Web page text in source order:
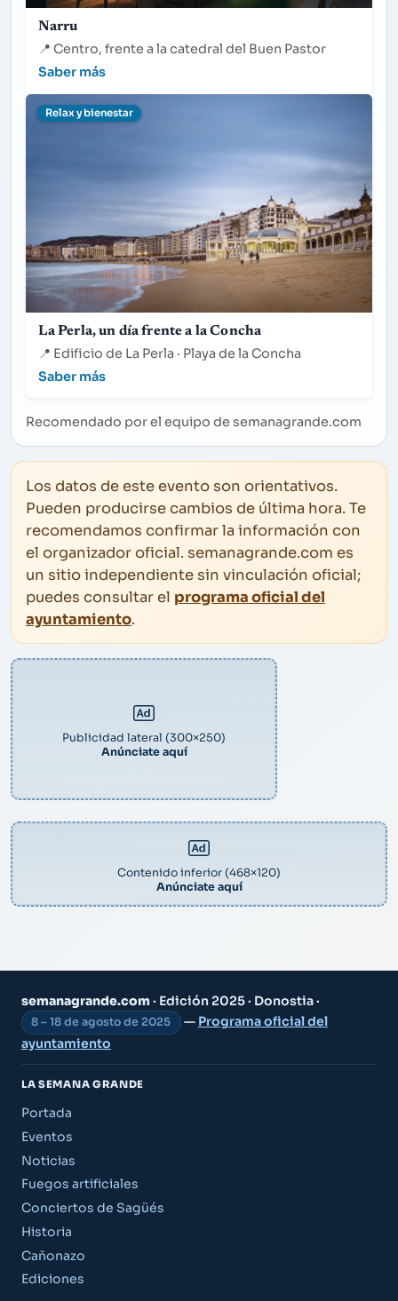
Narru
📍 Centro, frente a la catedral del Buen Pastor
Saber más
Relax y bienestar
La Perla, un día frente a la Concha
📍 Edificio de La Perla · Playa de la Concha
Saber más
Recomendado por el equipo de semanagrande.com
Los datos de este evento son orientativos.
Pueden producirse cambios de última hora. Te
recomendamos confirmar la información con
el organizador oficial. semanagrande.com es
un sitio independiente sin vinculación oficial;
puedes consultar el programa oficial del
ayuntamiento.
Publicidad lateral (300×250)
Anúnciate aquí
Contenido inferior (468×120)
Anúnciate aquí
semanagrande.com· Edición 2025 · Donostia ·
8 – 18 de agosto de 2025 — Programa oficial del
ayuntamiento
LA SEMANA GRANDE
Portada
Eventos
Noticias
Fuegos artificiales
Conciertos de Sagüés
Historia
Cañonazo
Ediciones